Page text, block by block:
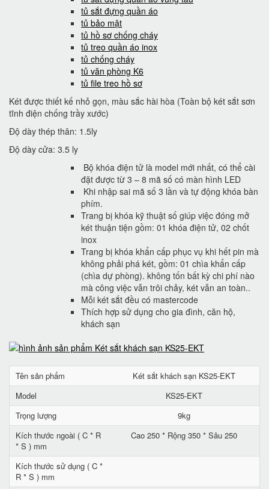
tủ sắt đựng quần áo
tủ bảo mật
tủ hồ sơ chống cháy
tủ treo quần áo inox
tủ chống cháy
tủ văn phòng K6
tủ file treo hồ sơ
Két được thiết kế nhỏ gọn, màu sắc hài hòa (Toàn bộ két sắt sơn
tĩnh điện chống trầy xước)
Độ dày thép thân: 1.5ly
Độ dày cửa: 3.5 ly
Bộ khóa điện tử là model mới nhất, có thể cài
đặt được từ 3 – 8 mã số có màn hình LED
Khi nhập sai mã số 3 lần và tự động khóa bàn
phím.
Trang bị khóa kỹ thuật số giúp việc đóng mở
két thuận tiện gồm: 01 khóa điện tử, 02 chốt
inox
Trang bị khóa khẩn cấp phục vụ khi hết pin mà
không phải phá két, gồm: 01 chìa khẩn cấp
(chìa dự phòng). không tốn bất kỳ chi phí nào
mà công việc vẫn trôi chảy, két vẫn an toàn..
Mỗi két sắt đều có mastercode
Thích hợp sử dụng cho gia đình, căn hộ,
khách sạn
Tên sản phẩm
Két sắt khách sạn KS25-EKT
Model
KS25-EKT
Trọng lượng
9kg
Kích thước ngoài ( C * R
* S ) mm
Cao 250 * Rộng 350 * Sâu 250
Kích thước sử dụng ( C *
R * S ) mm